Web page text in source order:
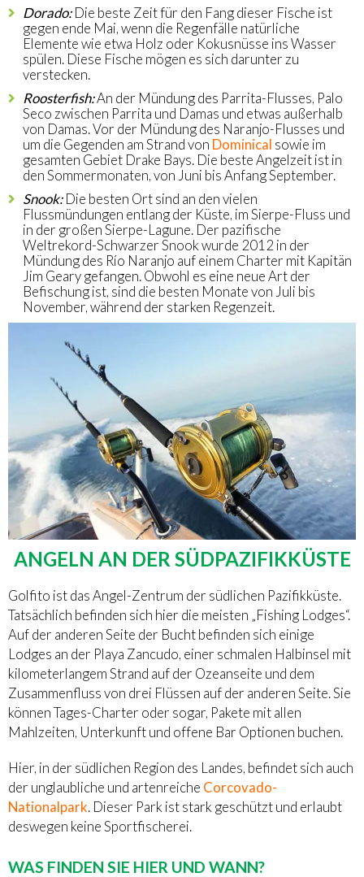
Dorado:Die beste Zeit für den Fang dieser Fische ist
gegen ende Mai, wenn die Regenfälle natürliche
Elemente wie etwa Holz oder Kokusnüsse ins Wasser
spülen. Diese Fische mögen es sich darunter zu
verstecken.
Roosterfish:An der Mündung des Parrita-Flusses, Palo
Seco zwischen Parrita und Damas und etwas außerhalb
von Damas. Vor der Mündung des Naranjo-Flusses und
um die Gegenden am Strand von Dominical sowie im
gesamten Gebiet Drake Bays. Die beste Angelzeit ist in
den Sommermonaten, von Juni bis Anfang September.
Snook:Die besten Ort sind an den vielen
Flussmündungen entlang der Küste, im Sierpe-Fluss und
in der großen Sierpe-Lagune. Der pazifische
Weltrekord-Schwarzer Snook wurde 2012 in der
Mündung des Río Naranjo auf einem Charter mit Kapitän
Jim Geary gefangen. Obwohl es eine neue Art der
Befischung ist, sind die besten Monate von Juli bis
November, während der starken Regenzeit.
ANGELN AN DER SÜDPAZIFIKKÜSTE
Golfito ist das Angel-Zentrum der südlichen Pazifikküste.
Tatsächlich befinden sich hier die meisten „Fishing Lodges“.
Auf der anderen Seite der Bucht befinden sich einige
Lodges an der Playa Zancudo, einer schmalen Halbinsel mit
kilometerlangem Strand auf der Ozeanseite und dem
Zusammenfluss von drei Flüssen auf der anderen Seite. Sie
können Tages-Charter oder sogar, Pakete mit allen
Mahlzeiten, Unterkunft und offene Bar Optionen buchen.
Hier, in der südlichen Region des Landes, befindet sich auch
der unglaubliche und artenreiche Corcovado-
Nationalpark. Dieser Park ist stark geschützt und erlaubt
deswegen keine Sportfischerei.
WAS FINDEN SIE HIER UND WANN?